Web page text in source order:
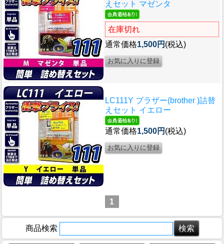
えセット マゼンタ
在庫切れ
通常価格1,500円 (税込)
LC111Y ブラザー(brother )詰替
えセット イエロー
通常価格1,500円 (税込)
1
商品検索